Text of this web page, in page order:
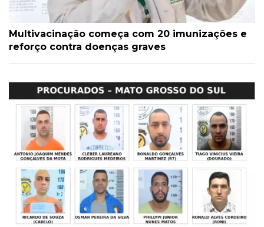
Multivacinação começa com 20 imunizações e
reforço contra doenças graves